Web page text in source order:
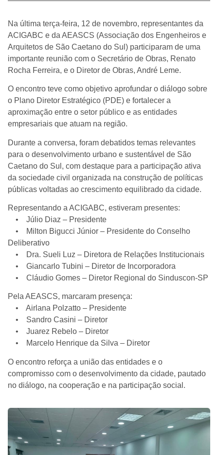
Na última terça-feira, 12 de novembro, representantes da
ACIGABC e da AEASCS (Associação dos Engenheiros e
Arquitetos de São Caetano do Sul) participaram de uma
importante reunião com o Secretário de Obras, Renato
Rocha Ferreira, e o Diretor de Obras, André Leme.
O encontro teve como objetivo aprofundar o diálogo sobre
o Plano Diretor Estratégico (PDE) e fortalecer a
aproximação entre o setor público e as entidades
empresariais que atuam na região.
Durante a conversa, foram debatidos temas relevantes
para o desenvolvimento urbano e sustentável de São
Caetano do Sul, com destaque para a participação ativa
da sociedade civil organizada na construção de políticas
públicas voltadas ao crescimento equilibrado da cidade.
Representando a ACIGABC, estiveram presentes:
• Júlio Diaz – Presidente
• Milton Bigucci Júnior – Presidente do Conselho
Deliberativo
• Dra. Sueli Luz – Diretora de Relações Institucionais
• Giancarlo Tubini – Diretor de Incorporadora
• Cláudio Gomes – Diretor Regional do Sinduscon-SP
Pela AEASCS, marcaram presença:
• Airlana Polzatto – Presidente
• Sandro Casini – Diretor
• Juarez Rebelo – Diretor
• Marcelo Henrique da Silva – Diretor
O encontro reforça a união das entidades e o
compromisso com o desenvolvimento da cidade, pautado
no diálogo, na cooperação e na participação social.